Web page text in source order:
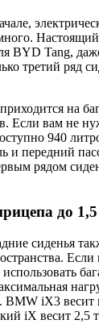
BYD Tang,
третий ряд
на
Если вам не
940
и передний
рядом
до
сиденья
Если
BMW iX3 весит
iX весит 2,5